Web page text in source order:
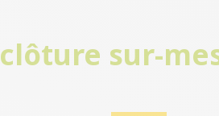
clôture sur-